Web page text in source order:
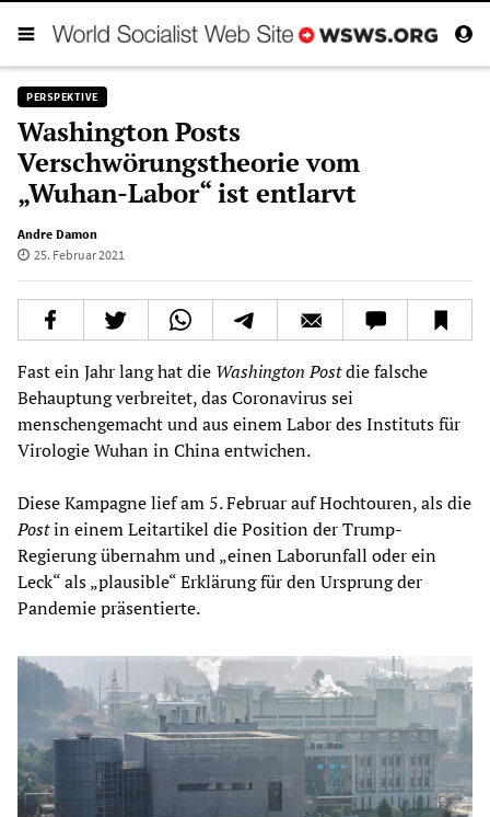
PERSPEKTIVE
Washington Posts
Verschwörungstheorie vom
„Wuhan-Labor“ ist entlarvt
Andre Damon
25. Februar 2021
Fast ein Jahr lang hat die Washington Postdie falsche
Behauptung verbreitet, das Coronavirus sei
menschengemacht und aus einem Labor des Instituts für
Virologie Wuhan in China entwichen.
Diese Kampagne lief am 5. Februar auf Hochtouren, als die
Postin einem Leitartikel die Position der Trump-
Regierung übernahm und „einen Laborunfall oder ein
Leck“ als „plausible“ Erklärung für den Ursprung der
Pandemie präsentierte.